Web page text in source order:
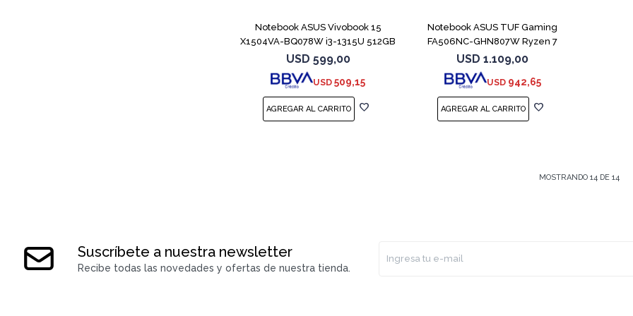
Notebook ASUS Vivobook 15
X1504VA-BQ078W i3-1315U 512GB
8GB
USD 599,00
USD 509,15
Notebook ASUS TUF Gaming
FA506NC-GHN807W Ryzen 7
7445HS 3050
USD 1.109,00
USD 942,65
MOSTRANDO14 DE14
Suscríbete a nuestra newsletter
Recibe todas las novedades y ofertas de nuestra tienda.